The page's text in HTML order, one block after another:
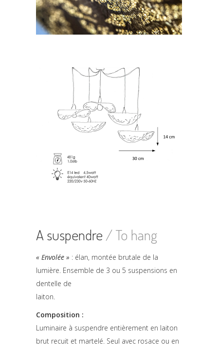
A suspendre / To hang
« Envolée » : élan, montée brutale de la
lumière. Ensemble de 3 ou 5 suspensions en
dentelle de
laiton.
Composition :
Luminaire à suspendre entièrement en laiton
brut recuit et martelé. Seul avec rosace ou en